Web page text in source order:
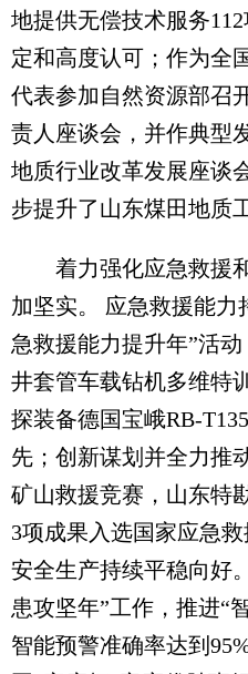
地提供无偿技术服务
定和高度认可；作为全
代表参加自然资源部召
责人座谈会，并作典型
地质行业改革发展座谈
步提升了山东煤田地质
着力强化应急救援和
加坚实。 应急救援能力
急救援能力提升年”活
井套管车载钻机多维特
探装备德国宝峨RB-
先；创新谋划并全力推
矿山救援竞赛，山东特
3项成果入选国家应急救
安全生产持续平稳向好
患攻坚年”工作，推进“
智能预警准确率达到